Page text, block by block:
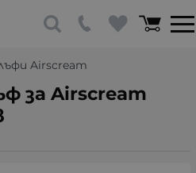
Airscream
за Airscream